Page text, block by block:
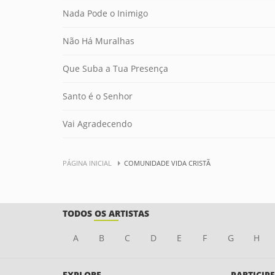
Nada Pode o Inimigo
Não Há Muralhas
Que Suba a Tua Presença
Santo é o Senhor
Vai Agradecendo
PÁGINA INICIAL COMUNIDADE VIDA CRISTÃ
TODOS OS ARTISTAS
A B C D E F G H